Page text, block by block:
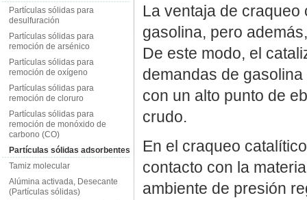
Partículas sólidas para
desulfuración
Partículas sólidas para
remoción de arsénico
Partículas sólidas para
remoción de oxígeno
Partículas sólidas para
remoción de cloruro
Partículas sólidas para
remoción de monóxido de
carbono (CO)
Partículas sólidas adsorbentes
Tamiz molecular
Alúmina activada, Desecante
(Partículas sólidas)
La ventaja de
gasolina, pero
De este modo, el
demandas de
con un alto punto de
crudo.
En el craqueo
contacto con la
ambiente de presión